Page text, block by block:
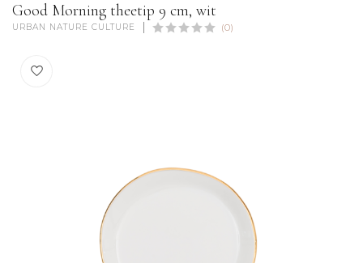
Good Morning theetip 9 cm, wit
URBAN NATURE CULTURE (0)